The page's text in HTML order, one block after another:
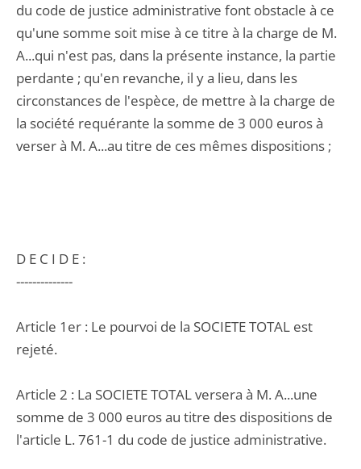
du code de justice administrative font obstacle à ce
qu'une somme soit mise à ce titre à la charge de M.
A...qui n'est pas, dans la présente instance, la partie
perdante ; qu'en revanche, il y a lieu, dans les
circonstances de l'espèce, de mettre à la charge de
la société requérante la somme de 3 000 euros à
verser à M. A...au titre de ces mêmes dispositions ;
D E C I D E :
--------------
Article 1er : Le pourvoi de la SOCIETE TOTAL est
rejeté.
Article 2 : La SOCIETE TOTAL versera à M. A...une
somme de 3 000 euros au titre des dispositions de
l'article L. 761-1 du code de justice administrative.